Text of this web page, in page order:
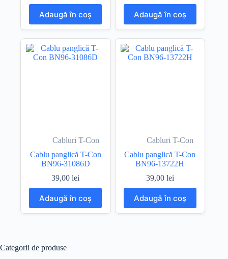
Adaugă în coș Adaugă în coș
Cabluri T-Con
Cablu panglică T-Con
BN96-31086D
39,00lei
Adaugă în coș
Cabluri T-Con
Cablu panglică T-Con
BN96-13722H
39,00 lei
Adaugă în coș
Categorii de produse